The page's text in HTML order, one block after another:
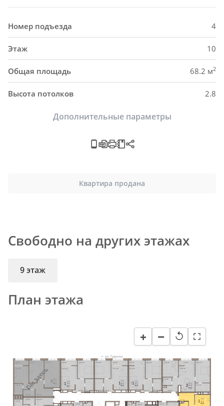
Номер подъезда 4
Этаж 10
Общая площадь 68.2 м2
Высота потолков 2.8
Дополнительные параметры
Квартира продана
Свободно на других этажах
9 этаж
План этажа
+ − ↺
4,7 м² 4,8 м² 3,7 м²
8,3 м² 1
13,6
45,4
48,8
3,4 м² 14,7 м²
5,7 м²
3,3 м²
11,6 м²
18,0 м²
6,6 м²
226,3
59,9
63,3
3,6 м² 13,0 м²
4,8 м²
5,0 м²
16,5 м²
113,0
39,3
42,9
3,4 м²
13,0 м²
4,8 м² 5,0 м²
17,1 м²
113,0
39,9
43,3
3,4 м² 13,0 м²
4,8 м²
5,0 м²
16,5 м²
113,0
39,3
42,7
12,9 м²
3,6 м²
4,4 м²
11,1 м²
2
68,2
3,6 м²
4,4 м²
11,0 м²
4,9 м²
Вы здесь
ул. Гудкова